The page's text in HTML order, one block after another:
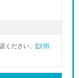
ください。[説明